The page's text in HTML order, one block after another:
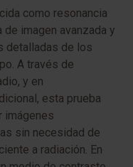
como resonancia
de imagen avanzada y
detalladas de los
A través de
y en
esta prueba
imágenes
sin necesidad de
a radiación. En